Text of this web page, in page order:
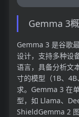
Gemma 3
Gemma 3 是谷歌
设计，支持多种设
语言，具备分析文
寸的模型（1B、
求。Gemma 3 在
型，如 Llama、
ShieldGemma 2